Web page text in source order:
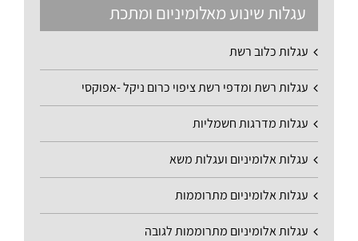
עגלות שינוע מאלומיניום ומתכת
עגלות כלוב רשת
עגלות רשת ומדפי רשת ציפוי כרום ניקל -אפוקסי
עגלות מדרגות חשמליות
עגלות אלומיניום ועגלות משא
עגלות אלומיניום מתרוממות
עגלות אלומיניום מתרוממות לגובה